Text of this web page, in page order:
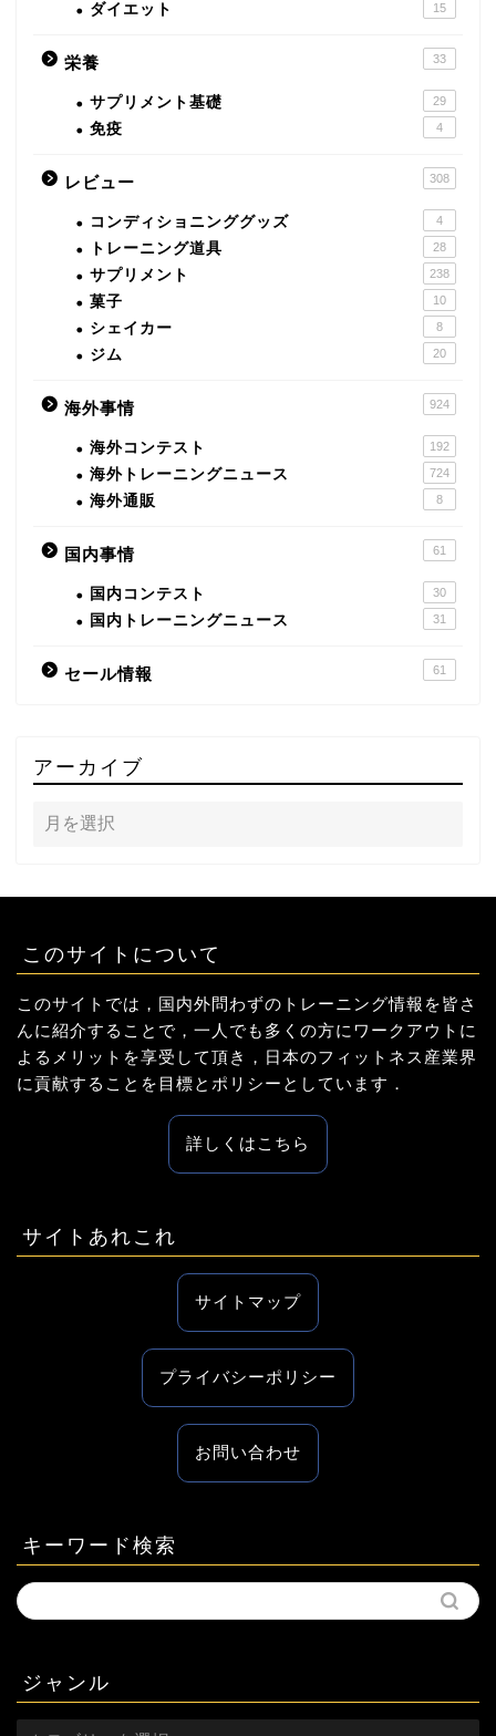
ダイエット 15
栄養 33
サプリメント基礎 29
免疫 4
レビュー 308
コンディショニンググッズ 4
トレーニング道具 28
サプリメント 238
菓子 10
シェイカー 8
ジム 20
海外事情 924
海外コンテスト 192
海外トレーニングニュース 724
海外通販 8
国内事情 61
国内コンテスト 30
国内トレーニングニュース 31
セール情報 61
アーカイブ
このサイトについて
このサイトでは，国内外問わずのトレーニング情報を皆さ
んに紹介することで，一人でも多くの方にワークアウトに
よるメリットを享受して頂き，日本のフィットネス産業界
に貢献することを目標とポリシーとしています．
詳しくはこちら
サイトあれこれ
サイトマップ
プライバシーポリシー
お問い合わせ
キーワード検索
ジャンル